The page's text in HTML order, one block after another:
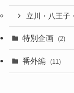
立川・八王子
特別企画 (2)
番外編 (11)